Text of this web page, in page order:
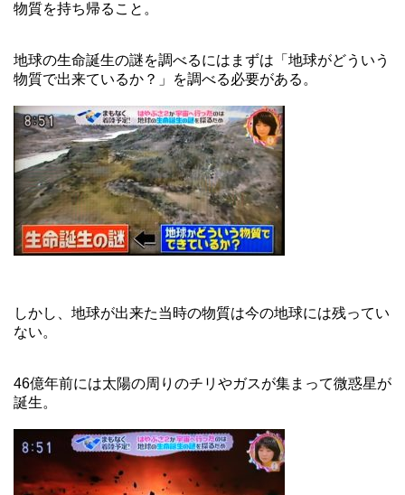
物質を持ち帰ること。
地球の生命誕生の謎を調べるにはまずは「地球がどういう
物質で出来ているか？」を調べる必要がある。
しかし、地球が出来た当時の物質は今の地球には残ってい
ない。
46億年前には太陽の周りのチリやガスが集まって微惑星が
誕生。